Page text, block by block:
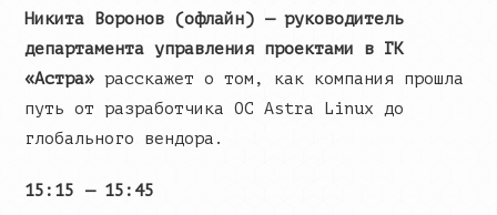
Никита Воронов (офлайн) — руководитель
департамента управления проектами в ГК
«Астра»расскажет о том, как компания прошла
путь от разработчика ОС Astra Linux до
глобального вендора.
15:15 — 15:45